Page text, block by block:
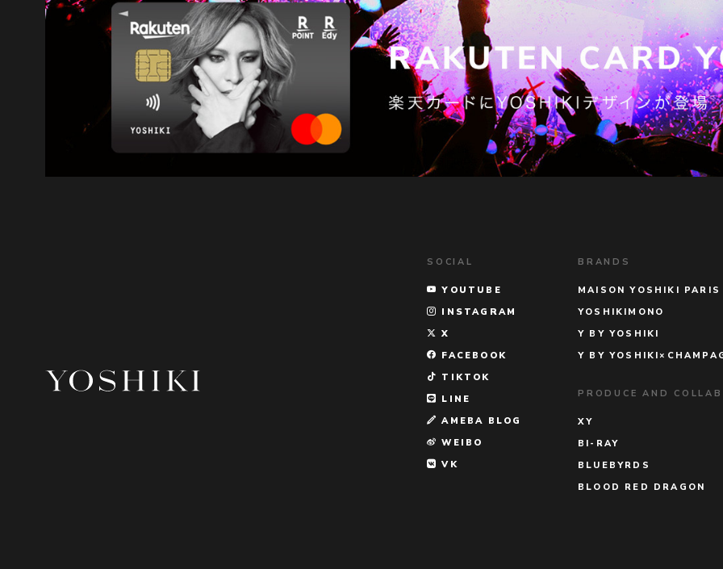
SOCIAL
YOUTUBE
INSTAGRAM
X
FACEBOOK
TIKTOK
LINE
AMEBA BLOG
WEIBO
VK
BRANDS
MAISON YOSHIKI PARIS
YOSHIKIMONO
Y BY YOSHIKI
Y BY
PRODUCE AND
XY
BI-RAY
BLUEBYRDS
BLOOD RED DRAGON